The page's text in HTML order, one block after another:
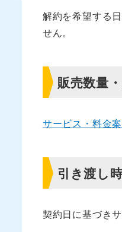
解約を希望する
せん。
販売数量
サービス・料金
引き渡し
契約日に基づき